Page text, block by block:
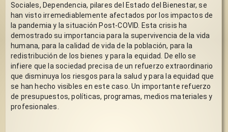
Sociales, Dependencia, pilares del Estado del Bienestar, se
han visto irremediablemente afectados por los impactos de
la pandemia y la situación Post-COVID. Esta crisis ha
demostrado su importancia para la supervivencia de la vida
humana, para la calidad de vida de la población, para la
redistribución de los bienes y para la equidad. De ello se
infiere que la sociedad precisa de un refuerzo extraordinario
que disminuya los riesgos para la salud y para la equidad que
se han hecho visibles en este caso. Un importante refuerzo
de presupuestos, políticas, programas, medios materiales y
profesionales.